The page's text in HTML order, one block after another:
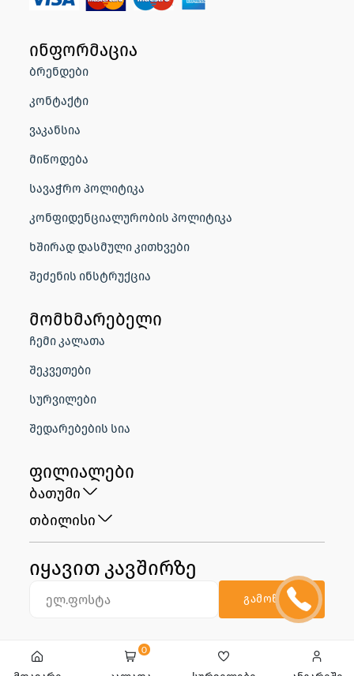
0
ინფორმაცია
ბრენდები
კონტაქტი
ვაკანსია
მიწოდება
სავაჭრო პოლიტიკა
კონფიდენციალურობის პოლიტიკა
ხშირად დასმული კითხვები
შეძენის ინსტრუქცია
მომხმარებელი
ჩემი კალათა
შეკვეთები
სურვილები
შედარებების სია
ფილიალები
ბათუმი
თბილისი
იყავით კავშირზე
გამოწერა